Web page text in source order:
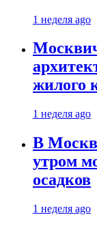
1 неделя ago
жилого
1 неделя ago
В
утром
осадков
1 неделя ago